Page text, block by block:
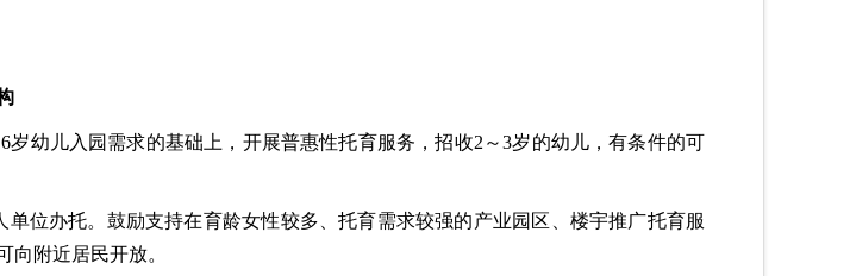
幼儿入园需求的基础上，开展普惠性托育服务，招收2～3岁的幼儿，有条件的可
位办托。鼓励支持在育龄女性较多、托育需求较强的产业园区、楼宇推广托育服
向附近居民开放。